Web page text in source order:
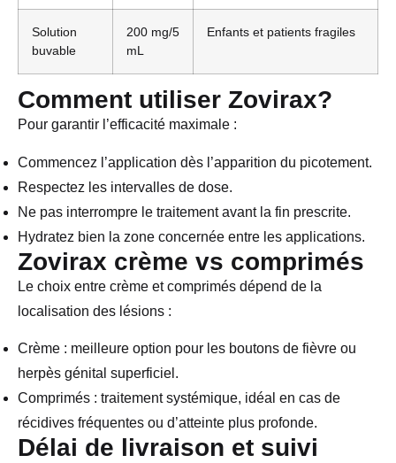
Solution
buvable
200 mg/5
mL
Enfants et patients fragiles
Comment utiliser Zovirax?
Pour garantir l’efficacité maximale :
Commencez l’application dès l’apparition du picotement.
Respectez les intervalles de dose.
Ne pas interrompre le traitement avant la fin prescrite.
Hydratez bien la zone concernée entre les applications.
Zovirax crème vs comprimés
Le choix entre crème et comprimés dépend de la
localisation des lésions :
Crème : meilleure option pour les boutons de fièvre ou
herpès génital superficiel.
Comprimés : traitement systémique, idéal en cas de
récidives fréquentes ou d’atteinte plus profonde.
Délai de livraison et suivi